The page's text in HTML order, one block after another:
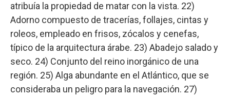
atribuía la propiedad de matar con la vista. 22)
Adorno compuesto de tracerías, follajes, cintas y
roleos, empleado en frisos, zócalos y cenefas,
típico de la arquitectura árabe. 23) Abadejo salado y
seco. 24) Conjunto del reino inorgánico de una
región. 25) Alga abundante en el Atlántico, que se
consideraba un peligro para la navegación. 27)